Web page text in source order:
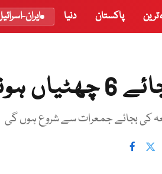
ترین پاکستان دنیا ایران-
کی بجائے جمعرات سے شروع ہوں گی